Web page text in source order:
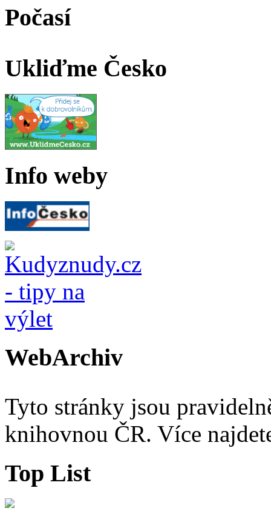
Počasí
Ukliďme Česko
Info weby
WebArchiv
Tyto stránky jsou
knihovnou ČR. Více
Top List